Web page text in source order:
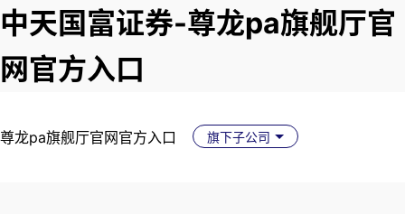
中天国富证券-尊龙pa旗舰厅官
网官方入口
尊龙pa旗舰厅官网官方入口 旗下子公司